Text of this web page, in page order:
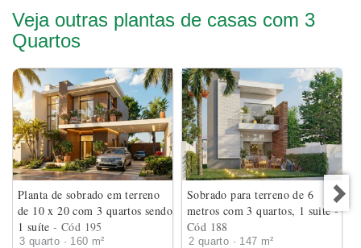
Veja outras plantas de casas com 3
Quartos
Planta de sobrado em terreno
de 10 x 20 com 3 quartos sendo
1 suíte- Cód 195
3 quarto · 160 m²
Sobrado para terreno de 6
metros com 3 quartos, 1 suite-
Cód 188
2 quarto · 147 m²